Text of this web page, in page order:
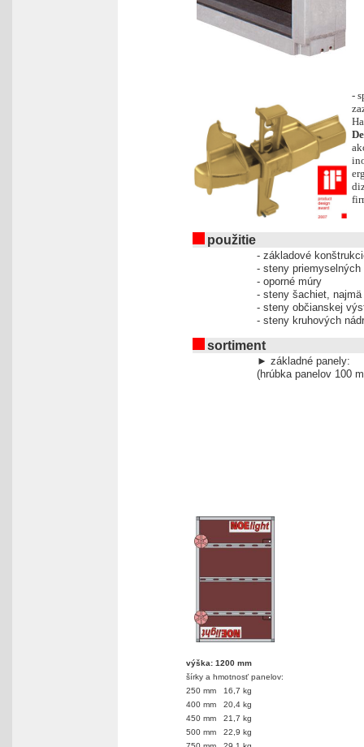
-
použitie
- základové
- steny priemyselných
- oporné múry
- steny šachiet,
- steny občianskej
- steny kruhových
sortiment
► základné panely:
(hrúbka panelov 100
výška: 1200 mm
šírky a hmotnosť panelov:
250 mm 16,7 kg
400 mm 20,4 kg
450 mm 21,7 kg
500 mm 22,9 kg